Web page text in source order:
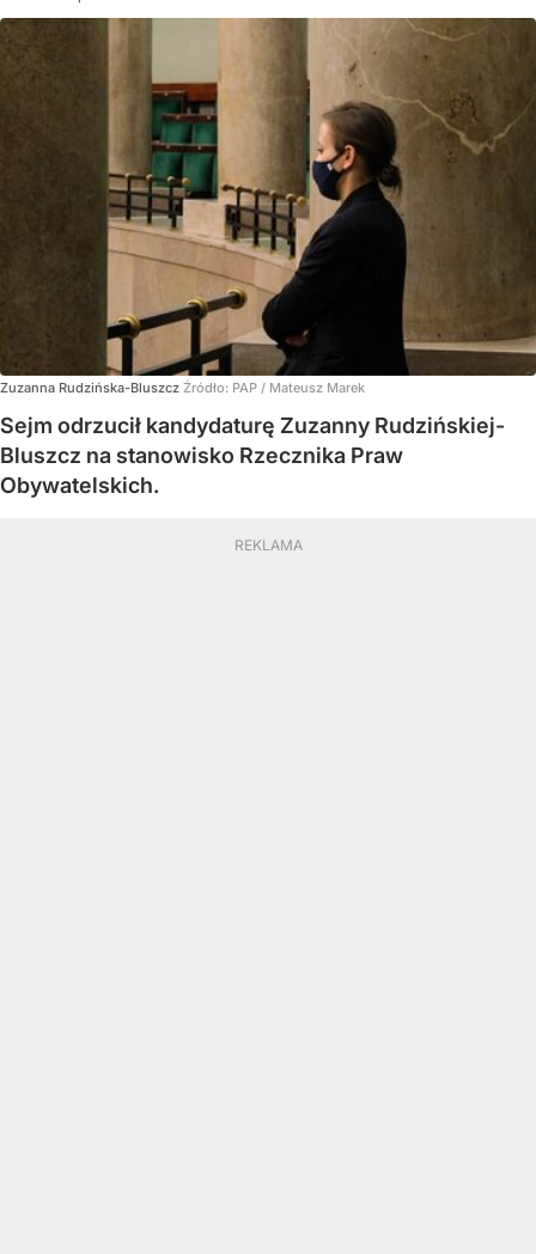
Zuzanna Rudzińska-Bluszcz Źródło: PAP / Mateusz Marek
Sejm odrzucił kandydaturę Zuzanny Rudzińskiej-
Bluszcz na stanowisko Rzecznika Praw
Obywatelskich.